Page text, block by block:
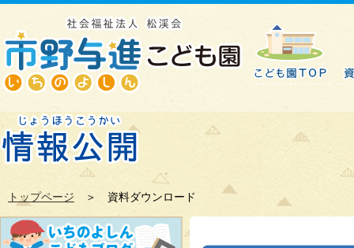
トップページ ＞ 資料ダウンロード